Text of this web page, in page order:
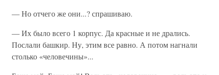
— Но отчего же они...? спрашиваю.
— Их было всего 1 корпус. Да красные и не дрались.
Послали башкир. Ну, этим все равно. А потом нагнали
столько «человечины»...